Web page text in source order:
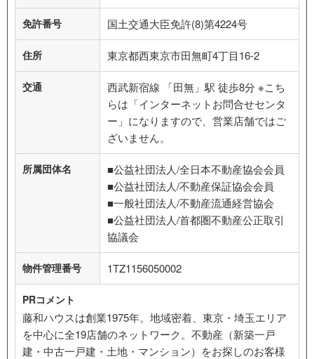
免許番号 国土交通大臣免許(8)第4224号
住所 東京都西東京市田無町4丁目16-2
交通
西武新宿線 「田無」駅 徒歩8分 ※こち
らは「インターネットお問合せセンタ
ー」になりますので、営業店舗ではご
ざいません。
所属団体名
■公益社団法人/全日本不動産協会会員
■公益社団法人/不動産保証協会会員
■一般社団法人/不動産流通経営協会
■公益社団法人/首都圏不動産公正取引
協議会
物件管理番号 1TZ1156050002
PRコメント
藤和ハウスは創業1975年。地域密着、東京・埼玉エリア
を中心に全19店舗のネットワーク。不動産（新築一戸
建・中古一戸建・土地・マンション）をお探しのお客様